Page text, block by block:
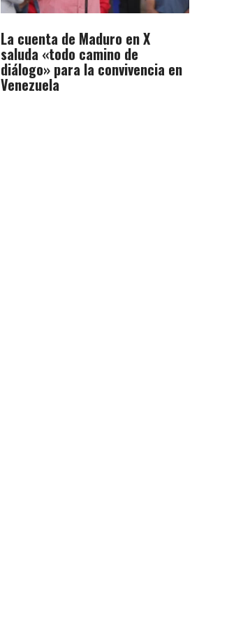
La cuenta de Maduro en X
saluda «todo camino de
diálogo» para la convivencia en
Venezuela